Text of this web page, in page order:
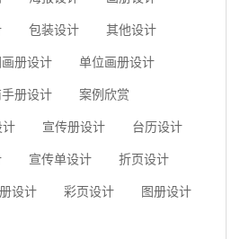
包装设计 其他设计
册设计 单位画册设计
册设计 案例欣赏
计 宣传册设计 台历设计
宣传单设计 折页设计
设计 彩页设计 图册设计